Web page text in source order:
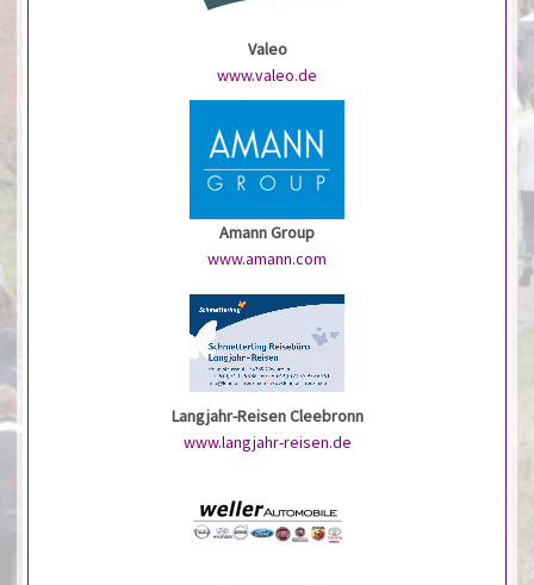
Valeo
www.valeo.de
Amann Group
www.amann.com
Langjahr-Reisen Cleebronn
www.langjahr-reisen.de